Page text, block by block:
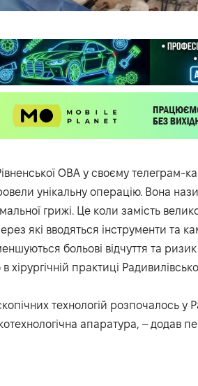
ОВА у своєму телеграм-
унікальну операцію. Вона
грижі. Це коли замість
які вводяться інструменти та
больові відчуття та
практиці
технологій розпочалось у
апаратура, – додав